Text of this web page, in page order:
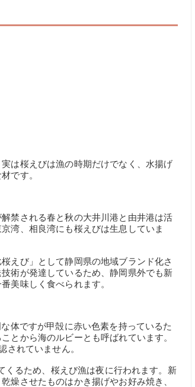
は桜えびは漁の時期だけでなく、水揚げ
です。
禁される春と秋の大井川港と由井港は活
湾、相良湾にも桜えびは生息していま
えび」として静岡県の地域ブランド化さ
術が発達しているため、静岡県外でも新
美味しく食べられます。
体ですが甲殻に赤い色素を持っているた
とから海のルビーとも呼ばれています。
されていません。
くるため、桜えび漁は夜に行われます。新
燥させたものはかき揚げやお好み焼き、